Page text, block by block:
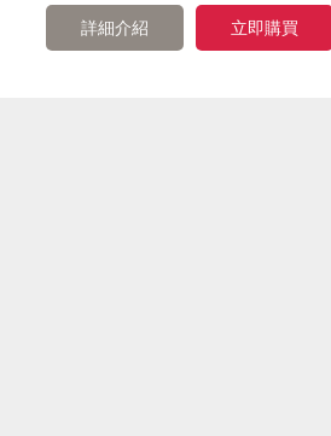
立即購買
詳細介紹